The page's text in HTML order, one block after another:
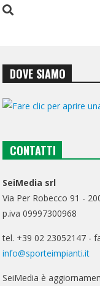
DOVE SIAMO
CONTATTI
SeiMedia srl
Via Per Robecco 91 -
p.iva 09997300968
tel. +39 02 23052147 -
info@sporteimpianti.it
SeiMedia è